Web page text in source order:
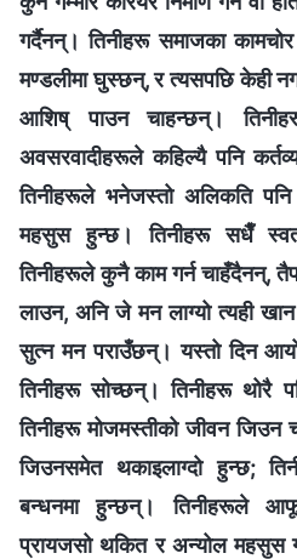
गर्दैनन्। तिनीहरू समाजका
मण्डलीमा घुस्छन्, र त्यसपछि केही
आशिष्‌ पाउन चाहन्छन्।
अवसरवादीहरूले कहिल्यै पनि
तिनीहरूले भनेजस्तो अलिकति
महसुस हुन्छ। तिनीहरू सधैँ
तिनीहरूले कुनै काम गर्न चाहँदैनन्,
लाउन, अनि जे मन लाग्यो त्यही
सुत्‍न मन पराउँछन्। यस्तो दिन
तिनीहरू सोच्छन्। तिनीहरू थोरै
तिनीहरू मोजमस्तीको जीवन जिउन
जिउनसमेत थकाइलाग्दो हुन्छ;
बन्धनमा हुन्छन्। तिनीहरूले
प्रायजसो थकित र अन्योल महसुस